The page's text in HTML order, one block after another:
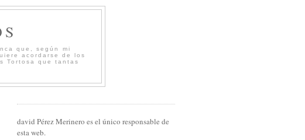
que, según mi
acordarse de los
Tortosa que tantas
david Pérez Merinero es el único responsable de
esta web.